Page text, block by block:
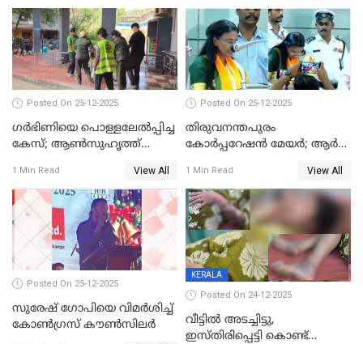
Posted On 25-12-2025
ഗര്‍ഭിണിയെ പൊള്ളലേല്‍പ്പിച്ച
കേസ്; ആണ്‍സുഹൃത്ത്
1 Min Read View All
Posted On 25-12-2025
തിരുവനന്തപുരം
കോര്‍പ്പറേഷന്‍ മേയർ; ആര്‍
1 Min Read View All
Posted On 25-12-2025
സുരേഷ് ഗോപിയെ വിമര്‍ശിച്ച്
കോണ്‍ഗ്രസ് കൗണ്‍സിലര്‍
KERALA
Posted On 24-12-2025
വീട്ടിൽ അടച്ചിട്ടു,
ഇസ്തിരിപ്പെട്ടി കൊണ്ട്